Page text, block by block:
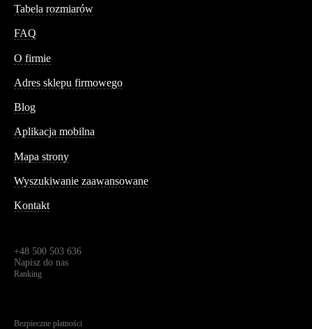
Tabela rozmiarów
FAQ
O firmie
Adres sklepu firmowego
Blog
Aplikacja mobilna
Mapa strony
Wyszukiwanie zaawansowane
Kontakt
+48 500 503 636
Napisz do nas
Ranking
Bezpieczne płatności